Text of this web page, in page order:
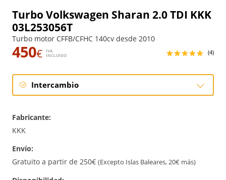
Turbo Volkswagen Sharan 2.0 TDI KKK
03L253056T
Turbo motor CFFB/CFHC 140cv desde 2010
450€
IVA
INCLUIDO
(4)
Intercambio
Fabricante:
KKK
Envío:
Gratuito a partir de 250€ (Excepto Islas Baleares, 20€ más)